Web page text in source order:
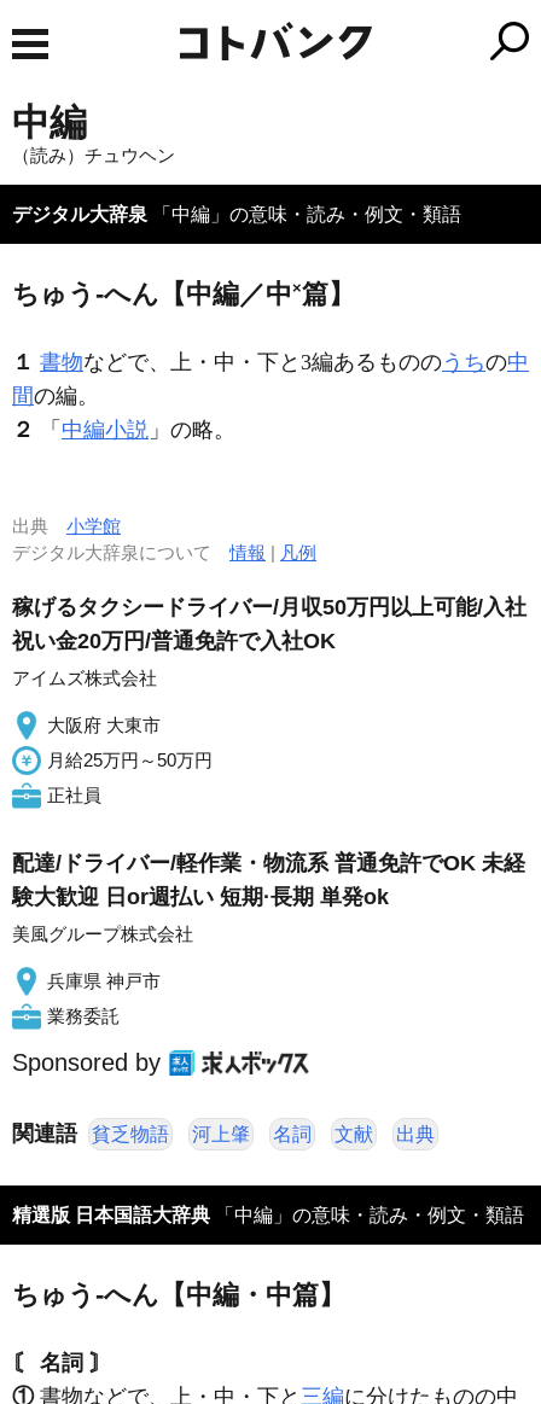
中編
（読み）チュウヘン
デジタル大辞泉 「中編」の意味・読み・例文・類語
ちゅう‐へん【中編／中×篇】
１ 書物などで、上・中・下と3編あるもののうちの中
間の編。
２
「 中編小説 」の略。
出典 小学館
デジタル大辞泉について情報 | 凡例
稼げるタクシードライバー/月収50万円以上可能/入社
祝い金20万円/普通免許で入社OK
アイムズ株式会社
大阪府 大東市
月給25万円～50万円
正社員
配達/ドライバー/軽作業・物流系 普通免許でOK 未経
験大歓迎 日or週払い 短期·長期 単発ok
美風グループ株式会社
兵庫県 神戸市
業務委託
Sponsored by
関連語 貧乏物語 河上肇 名詞 文献 出典
精選版 日本国語大辞典 「中編」の意味・読み・例文・類語
ちゅう‐へん【中編・中篇】
〘 名詞 〙
①書物などで、上・中・下と 三編に分けたものの中